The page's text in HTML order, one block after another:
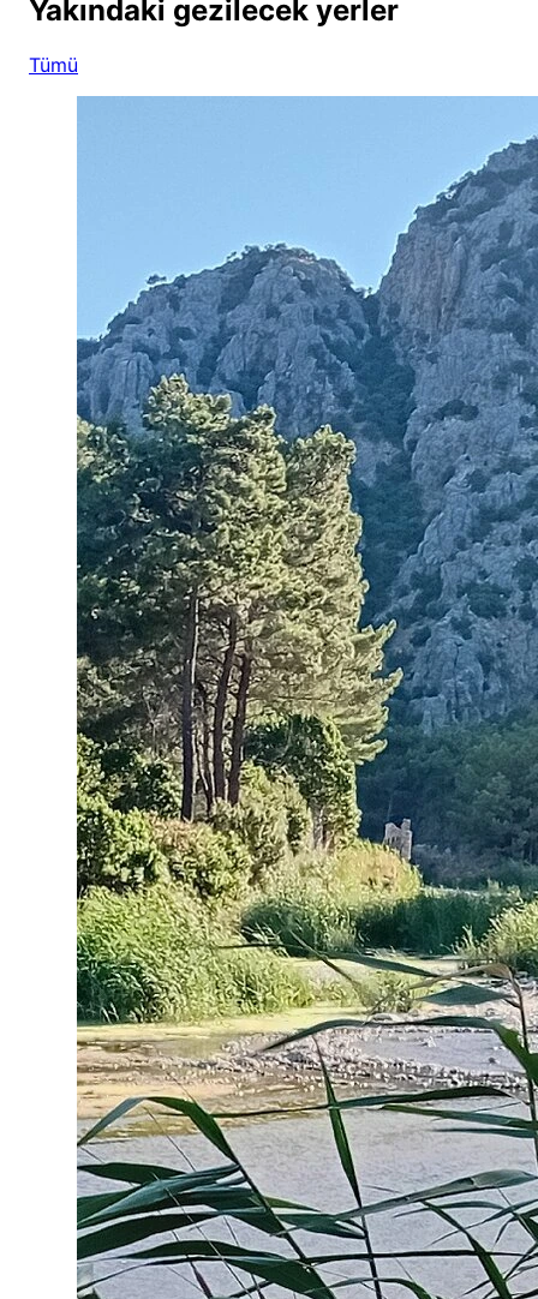
Yakındaki gezilecek yerler
Tümü